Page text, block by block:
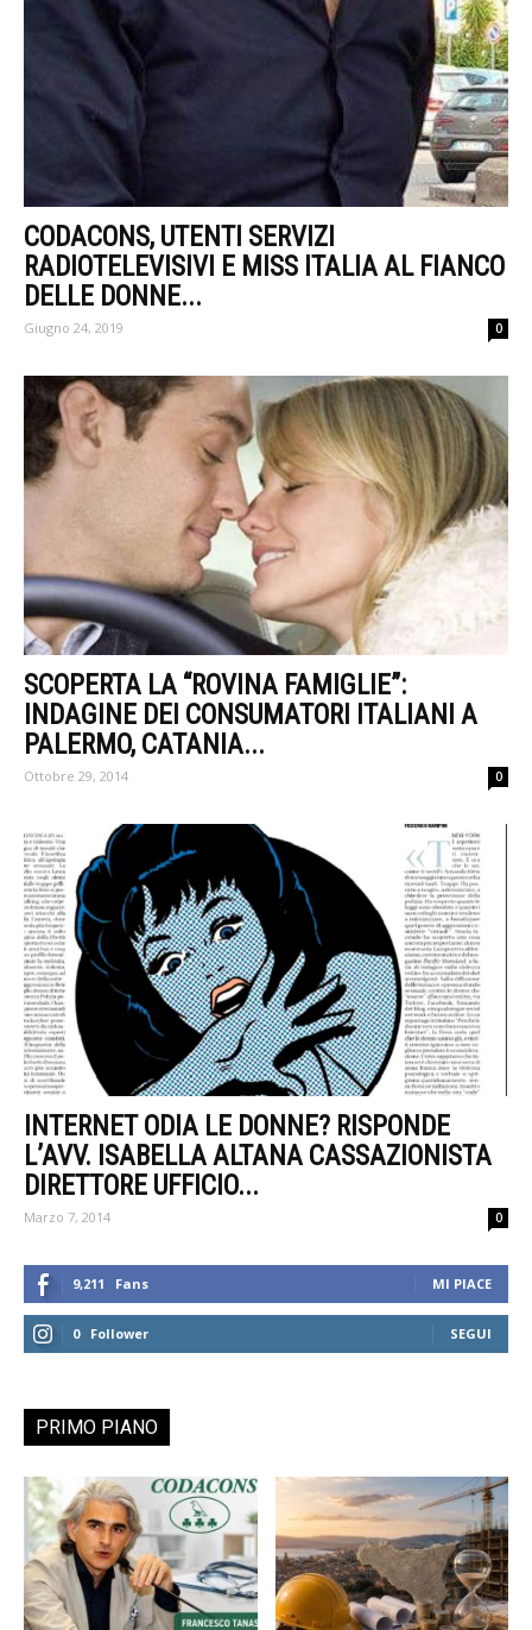
CODACONS, UTENTI SERVIZI
RADIOTELEVISIVI E MISS ITALIA AL FIANCO
DELLE DONNE...
Giugno 24, 2019 0
SCOPERTA LA “ROVINA FAMIGLIE”:
INDAGINE DEI CONSUMATORI ITALIANI A
PALERMO, CATANIA...
Ottobre 29, 2014 0
INTERNET ODIA LE DONNE? RISPONDE
L’AVV. ISABELLA ALTANA CASSAZIONISTA
DIRETTORE UFFICIO...
Marzo 7, 2014 0
9,211 Fans MI PIACE
0 Follower SEGUI
PRIMO PIANO